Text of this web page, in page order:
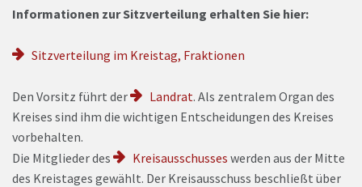
Informationen zur Sitzverteilung erhalten Sie hier:
Sitzverteilung im Kreistag, Fraktionen
Den Vorsitz führt der Landrat. Als zentralem Organ des
Kreises sind ihm die wichtigen Entscheidungen des Kreises
vorbehalten.
Die Mitglieder des
Kreisausschusses werden aus der Mitte
des Kreistages gewählt. Der Kreisausschuss beschließt über